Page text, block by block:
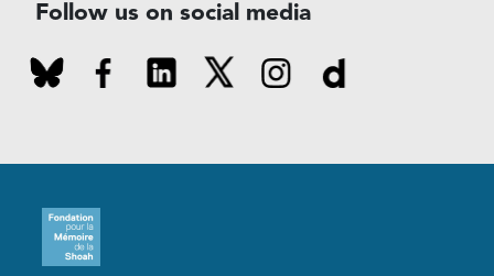
Follow us on social media